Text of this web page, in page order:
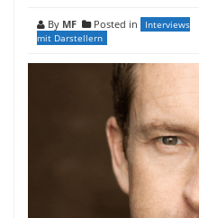
By MF Posted in
Interviews
mit Darstellern